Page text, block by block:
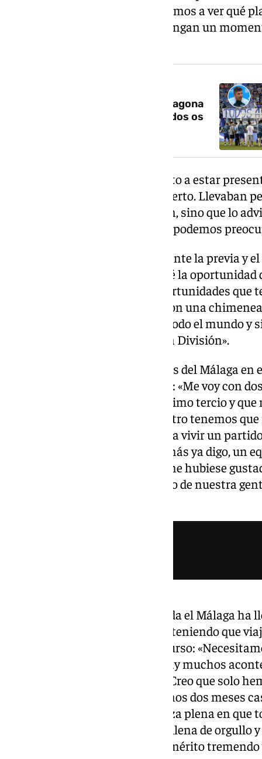
descanso es mucho tiempo y vamos a ver qué
algunos de nuestros talentos tengan un
Funes invoca al espíritu de Tarragona
para ascender a Primera: «A todos os
La pérdidas de tiempo han vuelto a estar
Funes aclara: «Es más desconcierto. Llevaban
no queríamos que lo amonesten, sino que lo
que tienen que tomar ellos y no podemos
Acerca del ambiente vivido durante la previa y
impresionante. Que la vida te dé la
veces se lo decimos, que las oportunidades
recordaremos con los amigos con una
sido bestial, darle las gracias a todo el mundo
estar a un gol de subir a Primera División».
Sobre los errores más reseñables del Málaga
dos cosas principales a resaltar: «Me voy con
ha faltado profundidad en el último tercio y
otra es que los jugadores de dentro tenemos
capaces de conectar ahí vamos a vivir un
con esas situaciones. Por lo demás ya digo, un
fácil dominar al Almería. A mí me hubiese
porque estábamos con el aliento de nuestra
En el último tramo de temporada el Málaga ha
como visitante que como local, teniendo que
disputar el último choque del curso:
fácil cuando vas de visitante, hay muchos
partido y tiene un nivel mayor. Creo que solo
jornadas, pero igual en los últimos dos meses
casa que dentro. Tengo confianza plena en que
tuteado a todo un Almería; nos llena de orgullo
pero estar a un único gol es un mérito